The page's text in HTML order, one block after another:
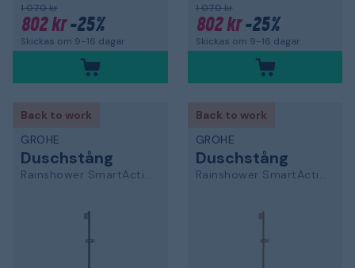
1 070 kr
802 kr-25%
Skickas om 9-16 dagar
1 070 kr
802 kr-25%
Skickas om 9-16 dagar
Back to work
GROHE
Duschstång
Rainshower SmartActive
Back to work
GROHE
Duschstång
Rainshower SmartActive